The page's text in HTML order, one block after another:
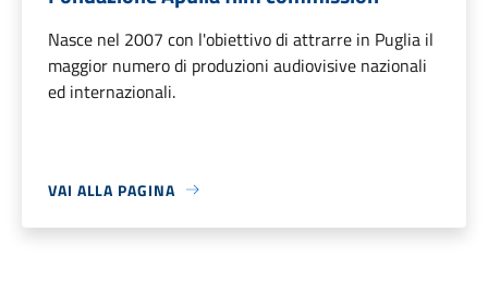
Nasce nel 2007 con l'obiettivo di attrarre in Puglia il
maggior numero di produzioni audiovisive nazionali
ed internazionali.
VAI ALLA PAGINA